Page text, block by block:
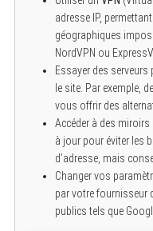
adresse IP,
géographiques
NordVPN ou
Essayer des
le site. Par exemple,
vous offrir des
Accéder à des
à jour pour éviter les
d’adresse, mais
Changer vos
par votre fournisseur
publics tels que
r